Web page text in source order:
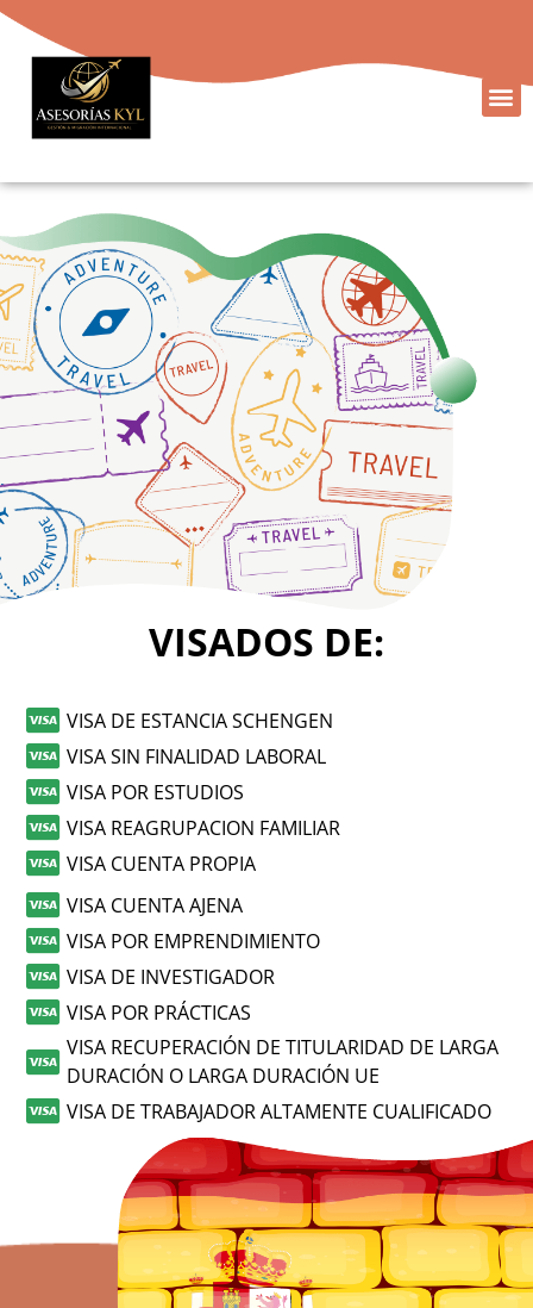
VISADOS DE:
VISA DE ESTANCIA SCHENGEN
VISA SIN FINALIDAD LABORAL
VISA POR ESTUDIOS
VISA REAGRUPACION FAMILIAR
VISA CUENTA PROPIA
VISA CUENTA AJENA
VISA POR EMPRENDIMIENTO
VISA DE INVESTIGADOR
VISA POR PRÁCTICAS
VISA RECUPERACIÓN DE TITULARIDAD DE LARGA
DURACIÓN O LARGA DURACIÓN UE
VISA DE TRABAJADOR ALTAMENTE CUALIFICADO